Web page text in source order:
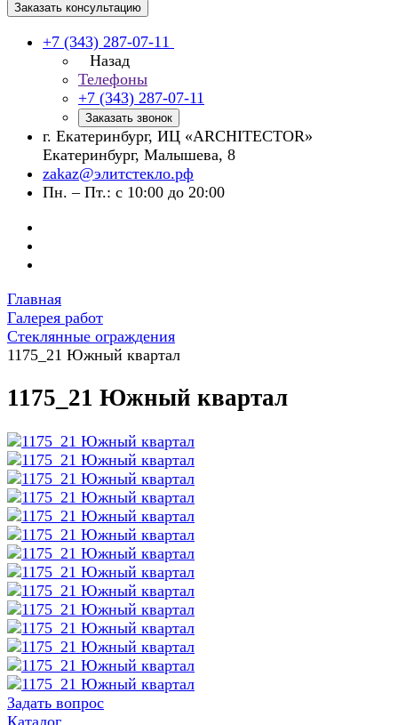
Заказать консультацию
+7 (343) 287-07-11
Назад
Телефоны
+7 (343) 287-07-11
Заказать звонок
г. Екатеринбург, ИЦ «ARCHITECTOR»
Екатеринбург, Малышева, 8
zakaz@элитстекло.рф
Пн. – Пт.: с 10:00 до 20:00
Главная
Галерея работ
Стеклянные ограждения
1175_21 Южный квартал
1175_21 Южный квартал
Задать вопрос
Каталог